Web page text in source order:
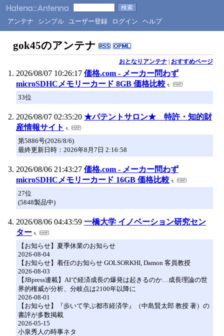
アンテナ シンプル ユーザー登録 ログイン ヘルプ
gok45のアンテナ
おとなりアンテナ| おすすめページ
2026/08/07 10:26:17 価格.com - メーカー問わず
microSDHCメモリーカード 8GB 価格比較
33位
2026/08/07 02:35:20 ★パテントサロン★ 特許・知的財
産情報サイト
第5886号(2026/8/6)
最終更新日時：2026年8月7日 2:16:58
2026/08/06 21:43:27 価格.com - メーカー問わず
microSDHCメモリーカード 16GB 価格比較
27位
(5848製品中)
2026/08/06 04:43:59 一橋大学 イノベーション研究セン
ター
【お知らせ】夏季休業のお知らせ
2026-08-04
【お知らせ】着任のお知らせ GOLSORKHI, Damon 客員教授
2026-08-03
【JBpress連載】AIで経済成長の爆発は起きるのか…成長理論の世
界的権威が分析、分岐点は2100年以降に
2026-08-01
【お知らせ】『歩いて学ぶ都市経済学』（中島賢太郎 教授 著）の
書評が多数掲載
2026-05-15
小泉秀人の時事ネタ